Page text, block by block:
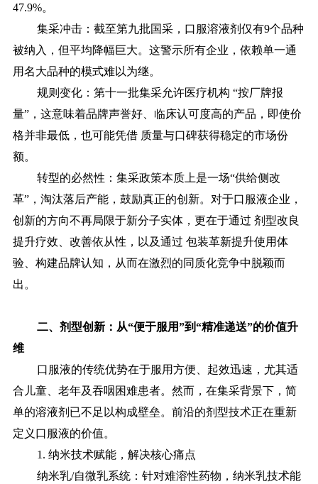
47.9%。
集采冲击：截至第九批国采，口服溶液剂仅有9个品种
被纳入，但平均降幅巨大。这警示所有企业，依赖单一通
用名大品种的模式难以为继。
规则变化：第十一批集采允许医疗机构 “按厂牌报
量”，这意味着品牌声誉好、临床认可度高的产品，即使价
格并非最低，也可能凭借 质量与口碑获得稳定的市场份
额。
转型的必然性：集采政策本质上是一场“供给侧改
革”，淘汰落后产能，鼓励真正的创新。对于口服液企业，
创新的方向不再局限于新分子实体，更在于通过 剂型改良
提升疗效、改善依从性，以及通过 包装革新提升使用体
验、构建品牌认知，从而在激烈的同质化竞争中脱颖而
出。
二、 剂型创新：从“便于服用”到“精准递送”的价值升
维
口服液的传统优势在于服用方便、起效迅速，尤其适
合儿童、老年及吞咽困难患者。然而，在集采背景下，简
单的溶液剂已不足以构成壁垒。前沿的剂型技术正在重新
定义口服液的价值。
1. 纳米技术赋能，解决核心痛点
纳米乳/自微乳系统：针对难溶性药物，纳米乳技术能